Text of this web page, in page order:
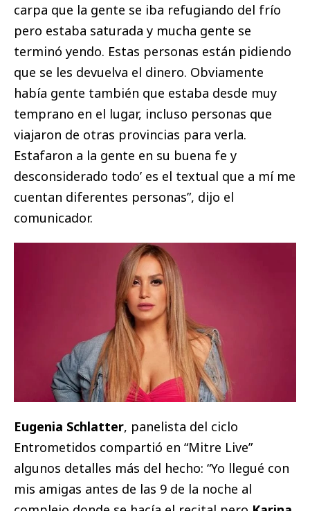
carpa que la gente se iba refugiando del frío
pero estaba saturada y mucha gente se
terminó yendo. Estas personas están pidiendo
que se les devuelva el dinero. Obviamente
había gente también que estaba desde muy
temprano en el lugar, incluso personas que
viajaron de otras provincias para verla.
Estafaron a la gente en su buena fe y
desconsiderado todo’ es el textual que a mí me
cuentan diferentes personas”, dijo el
comunicador.
Eugenia Schlatter, panelista del ciclo
Entrometidos compartió en “Mitre Live”
algunos detalles más del hecho: “Yo llegué con
mis amigas antes de las 9 de la noche al